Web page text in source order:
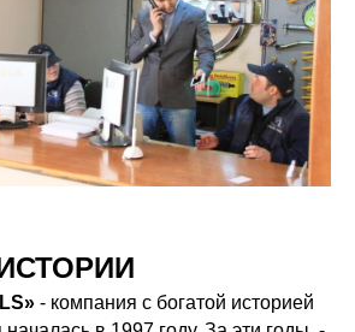
- компания с богатой историей